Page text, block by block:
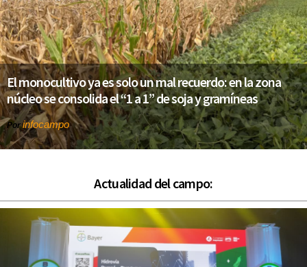
El monocultivo ya es solo un mal recuerdo: en la zona
núcleo se consolida el “1 a 1” de soja y gramíneas
Porinfocampo
Actualidad del campo: